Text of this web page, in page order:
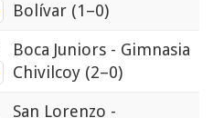
Bolívar (1–0)
Boca Juniors - Gimnasia
Chivilcoy (2–0)
San Lorenzo -